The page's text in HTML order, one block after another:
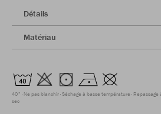
Détails
Matériau
40° Ne pas blanchir Séchage à basse température Repassage
sec